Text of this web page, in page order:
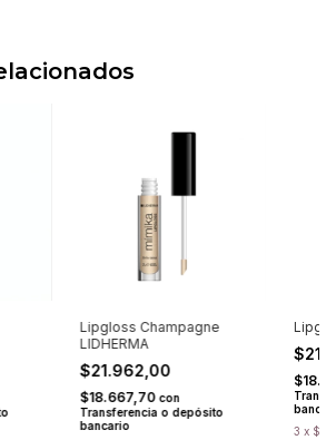
Lipgloss Champagne
LIDHERMA
$21.962,00
$18.667,70 con
Transferencia o depósito
bancario
3 x